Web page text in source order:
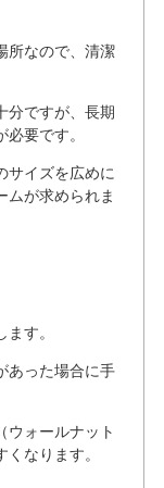
所なので、清潔
分ですが、長期
要です。
サイズを広めに
ムが求められま
す。
あった場合に手
ウォールナット
なります。